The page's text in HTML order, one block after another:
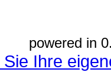
powered in
Sie Ihre